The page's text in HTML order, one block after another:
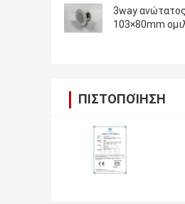
3way
103×80mm
ΠΙΣΤΟΠΟΊΗΣΗ